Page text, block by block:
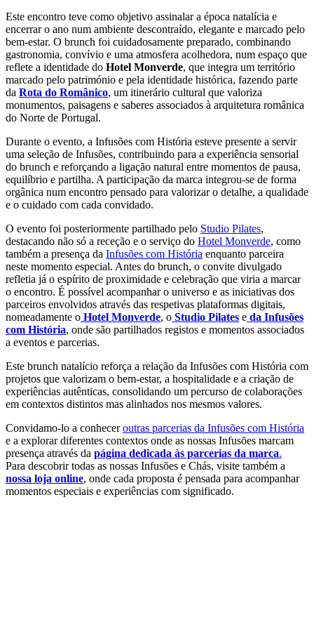
Este encontro teve como objetivo assinalar a época natalícia e
encerrar o ano num ambiente descontraído, elegante e marcado pelo
bem-estar. O brunch foi cuidadosamente preparado, combinando
gastronomia, convívio e uma atmosfera acolhedora, num espaço que
reflete a identidade do Hotel Monverde, que integra um território
marcado pelo património e pela identidade histórica, fazendo parte
da Rota do Românico, um itinerário cultural que valoriza
monumentos, paisagens e saberes associados à arquitetura românica
do Norte de Portugal.
Durante o evento, a Infusões com História esteve presente a servir
uma seleção de Infusões, contribuindo para a experiência sensorial
do brunch e reforçando a ligação natural entre momentos de pausa,
equilíbrio e partilha. A participação da marca integrou-se de forma
orgânica num encontro pensado para valorizar o detalhe, a qualidade
e o cuidado com cada convidado.
O evento foi posteriormente partilhado pelo Studio Pilates,
destacando não só a receção e o serviço do Hotel Monverde, como
também a presença da Infusões com História enquanto parceira
neste momento especial. Antes do brunch, o convite divulgado
refletia já o espírito de proximidade e celebração que viria a marcar
o encontro. É possível acompanhar o universo e as iniciativas dos
parceiros envolvidos através das respetivas plataformas digitais,
nomeadamente o Hotel Monverde, o Studio Pilates e da Infusões
com História, onde são partilhados registos e momentos associados
a eventos e parcerias.
Este brunch natalício reforça a relação da Infusões com História com
projetos que valorizam o bem-estar, a hospitalidade e a criação de
experiências autênticas, consolidando um percurso de colaborações
em contextos distintos mas alinhados nos mesmos valores.
Convidamo-lo a conheceroutras parcerias da Infusões com História
e a explorar diferentes contextos onde as nossas Infusões marcam
presença através da página dedicada às parcerias da marca.
Para descobrir todas as nossas Infusões e Chás, visite também a
nossa loja online, onde cada proposta é pensada para acompanhar
momentos especiais e experiências com significado.